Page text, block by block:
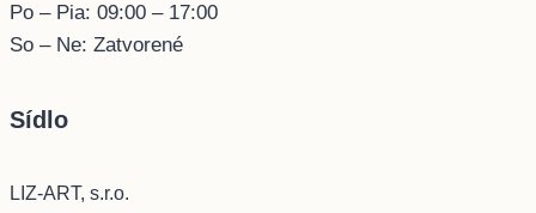
Po – Pia: 09:00 – 17:00
So – Ne: Zatvorené
Sídlo
LIZ-ART, s.r.o.